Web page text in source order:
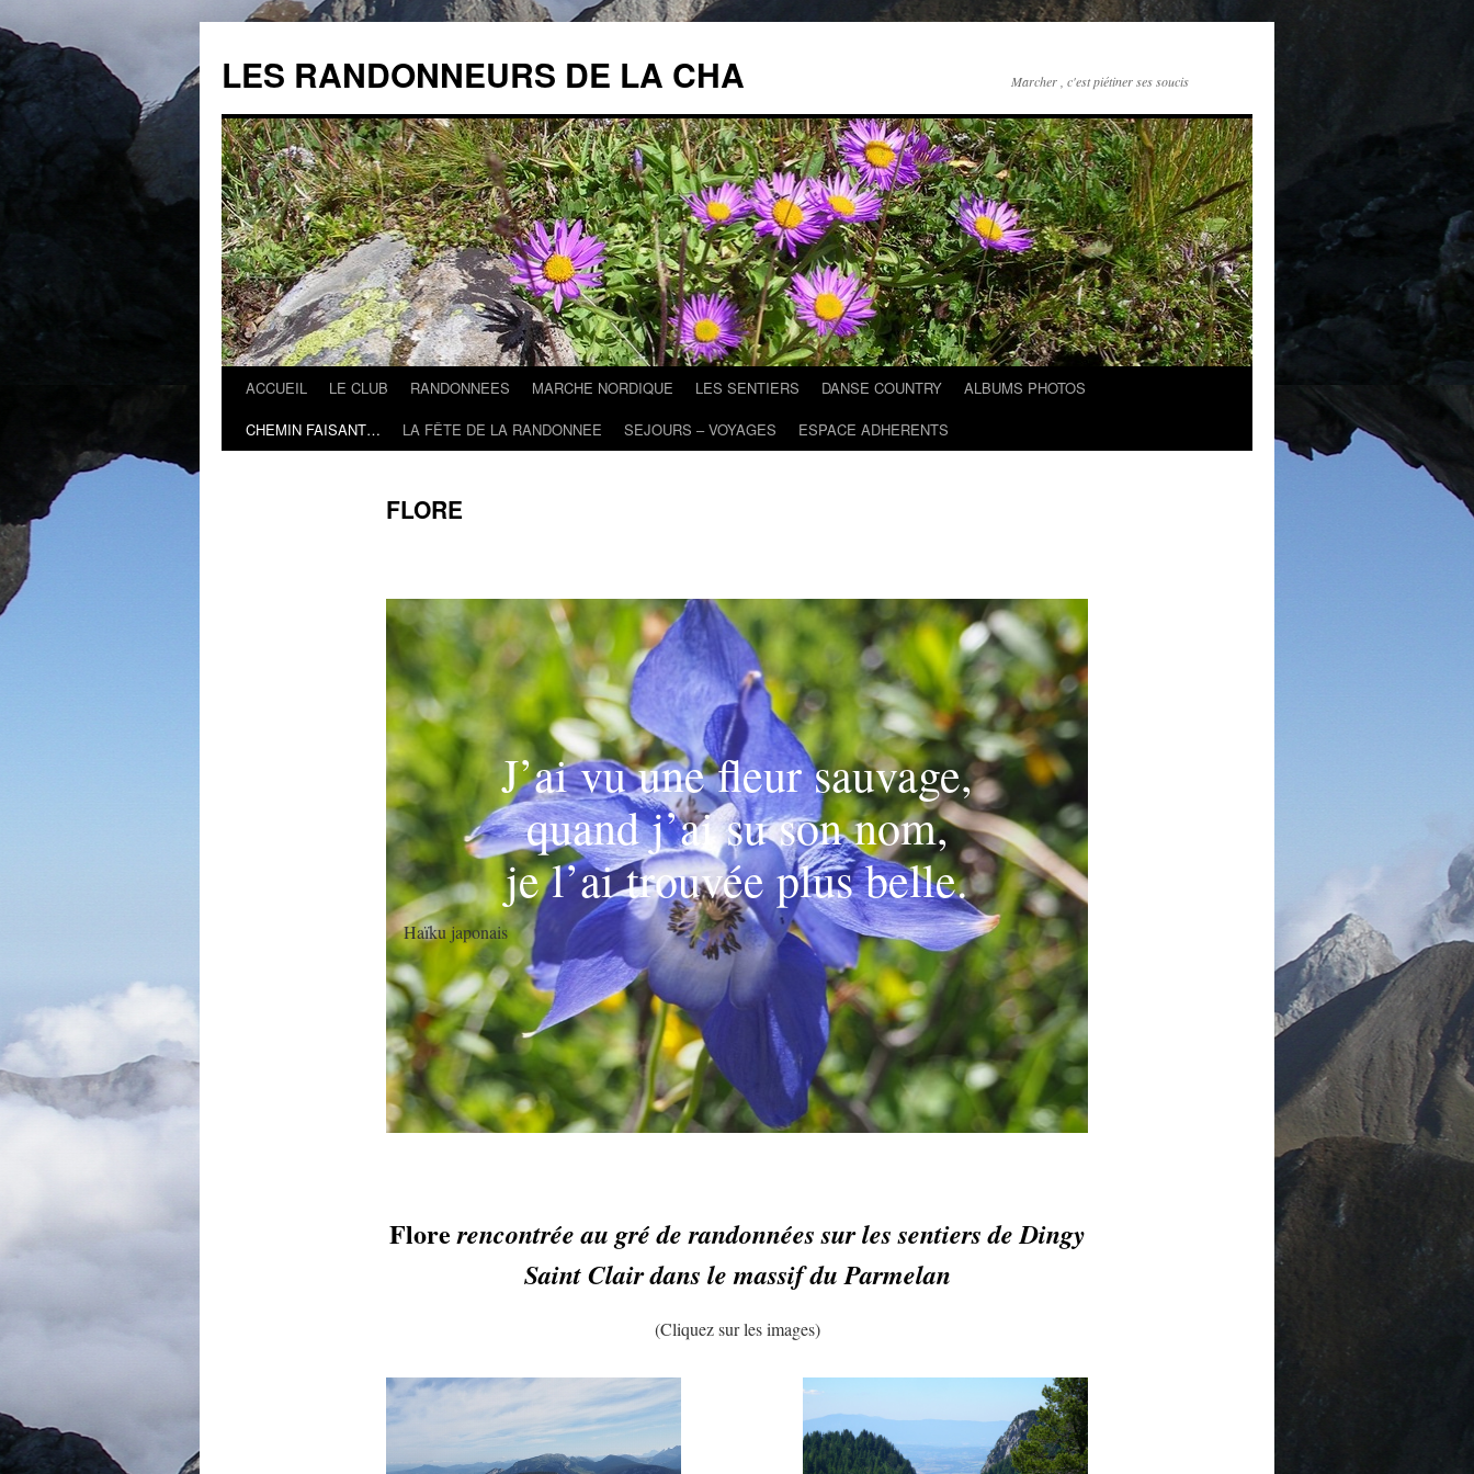
contenu
LES RANDONNEURS DE LA CHA Marcher , c'est piétiner ses soucis
ACCUEIL LE CLUB RANDONNEES MARCHE NORDIQUE LES SENTIERS DANSE COUNTRY
ALBUMS PHOTOS
CHEMIN FAISANT…
LA FÊTE DE LA RANDONNEE SEJOURS – VOYAGES ESPACE ADHERENTS
FLORE
J’ai vu une fleur sauvage,
quand j’ai su son nom,
je l’ai trouvée plus belle.
Haïku japonais
Florerencontrée au gré de randonnées sur les sentiers de Dingy
Saint Clair dans le massif du Parmelan
(Cliquez sur les images)